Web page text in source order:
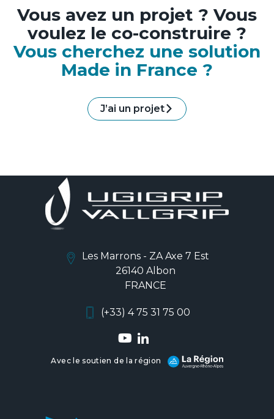
Vous avez un projet ? Vous
voulez le co-construire ?
Vous cherchez une solution
Made in France ?
J’ai un projet
Les Marrons - ZA Axe 7 Est
26140 Albon
FRANCE
(+33) 4 75 31 75 00
Avec le soutien de la région